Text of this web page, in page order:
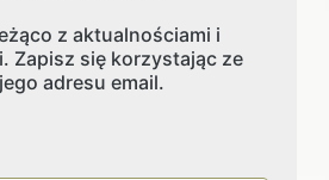
z aktualnościami i
Zapisz się korzystając ze
adresu email.